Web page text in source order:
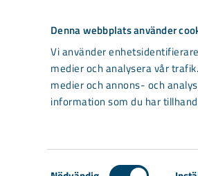
Denna webbplats använder
Vi använder
medier och analysera vår
medier och annons- och
information som du har
Samtyckesval
Light mode